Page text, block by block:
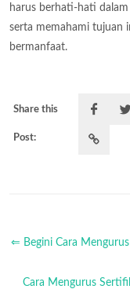
harus berhati-hati
serta memahami tujuan
bermanfaat.
Share this
Post:
⇐ Begini Cara
Cara Mengurus